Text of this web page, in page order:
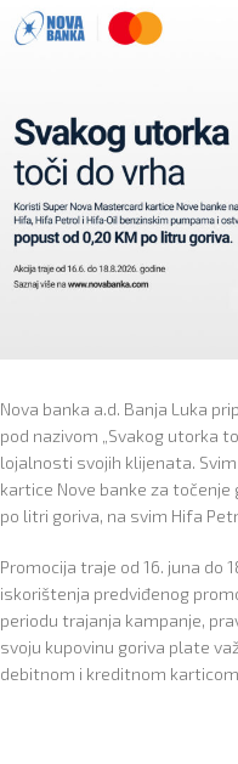
Nova banka a.d. Banja Luka
pod nazivom „Svakog utorka
lojalnosti svojih klijenata.
kartice Nove banke za
po litri goriva, na svim Hifa
Promocija traje od 16. juna do
iskorištenja predviđenog
periodu trajanja kampanje,
svoju kupovinu goriva plate
debitnom i kreditnom